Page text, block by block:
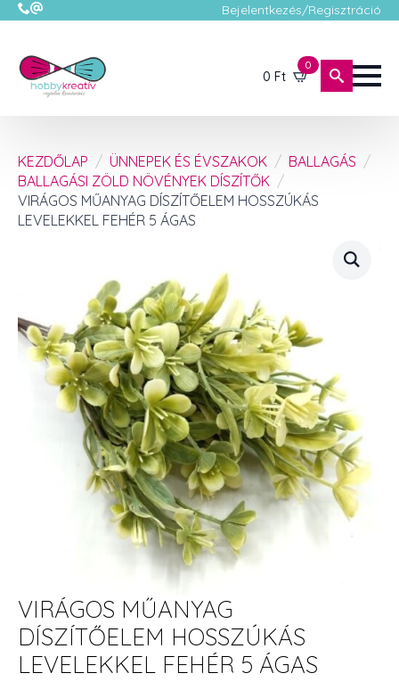
Bejelentkezés/Regisztráció
0 Ft
0
KEZDŐLAP ÜNNEPEK ÉS ÉVSZAKOK
BALLAGÁS
BALLAGÁSI ZÖLD NÖVÉNYEK DÍSZÍTŐK
VIRÁGOS MŰANYAG DÍSZÍTŐELEM HOSSZÚKÁS
LEVELEKKEL FEHÉR 5 ÁGAS
VIRÁGOS MŰANYAG
DÍSZÍTŐELEM HOSSZÚKÁS
LEVELEKKEL FEHÉR 5 ÁGAS